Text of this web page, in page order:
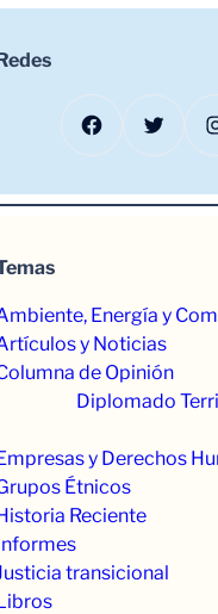
Facebook Twitter
Energía y
y Noticias
de Opinión
Diplomado
y Derechos
Étnicos
Reciente
transicional